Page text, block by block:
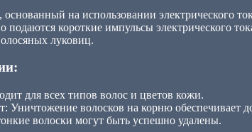
основанный на использовании электрического
подаются короткие импульсы электрического
луковиц.
для всех типов волос и цветов кожи.
Уничтожение волосков на корню обеспечивает
волоски могут быть успешно удалены.